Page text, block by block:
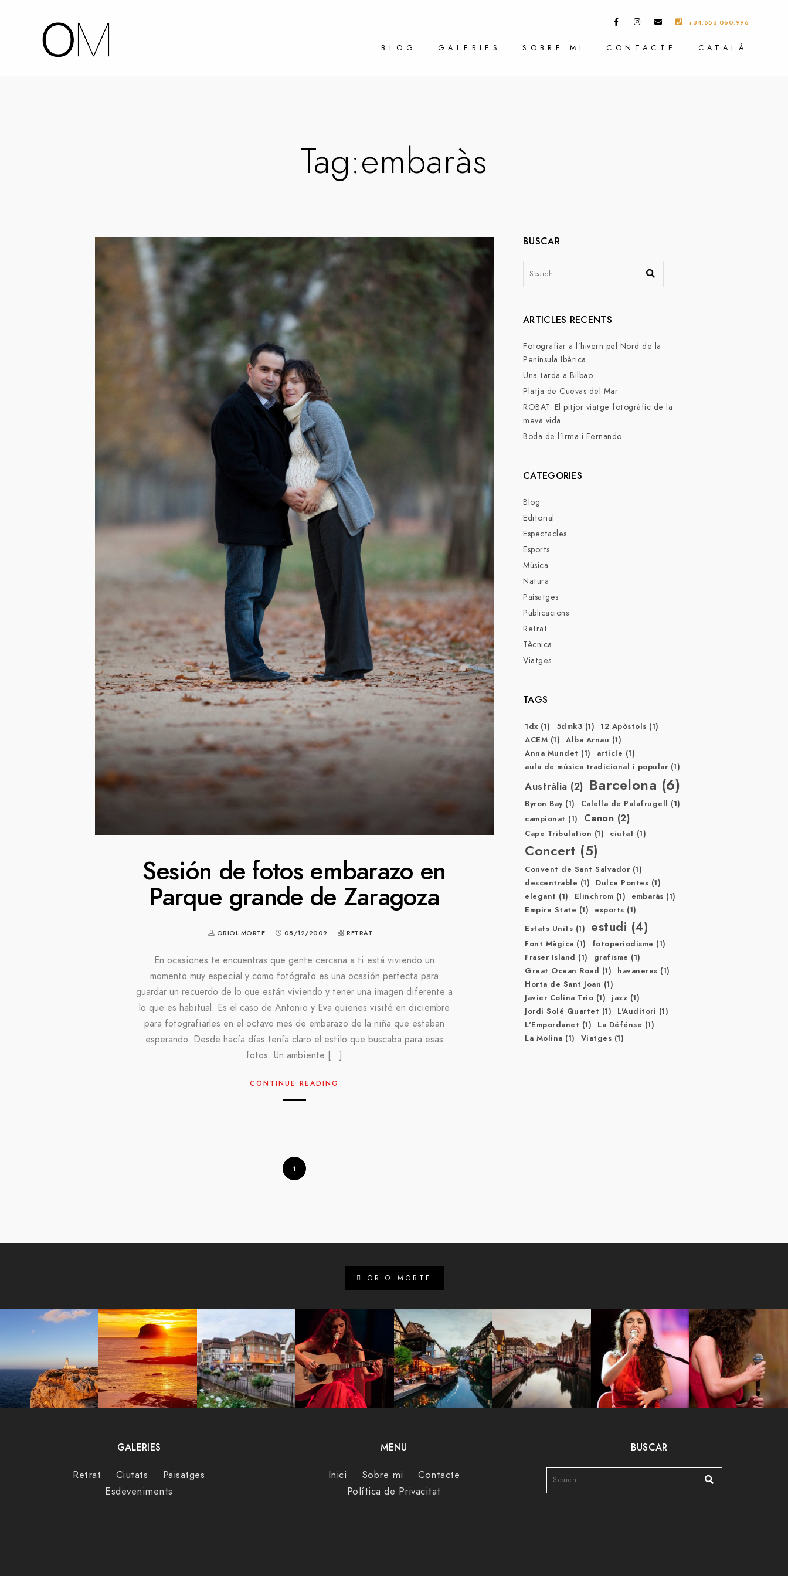
+34.653.060.996
BLOG GALERIES SOBRE MI CONTACTE CATALÀ
Tag:embaràs
Sesión de fotos embarazo en
Parque grande de Zaragoza
ORIOL MORTE 08/12/2009 RETRAT
En ocasiones te encuentras que gente cercana a ti está viviendo un
momento muy especial y como fotógrafo es una ocasión perfecta para
guardar un recuerdo de lo que están viviendo y tener una imagen diferente a
lo que es habitual. Es el caso de Antonio y Eva quienes visité en diciembre
para fotografiarles en el octavo mes de embarazo de la niña que estaban
esperando. Desde hacía días tenía claro el estilo que buscaba para esas
fotos. Un ambiente […]
CONTINUE READING
1
BUSCAR
ARTICLES RECENTS
Fotografiar a l’hivern pel Nord de la
Península Ibèrica
Una tarda a Bilbao
Platja de Cuevas del Mar
ROBAT. El pitjor viatge fotogràfic de la
meva vida
Boda de l’Irma i Fernando
CATEGORIES
Blog
Editorial
Espectacles
Esports
Música
Natura
Paisatges
Publicacions
Retrat
Tècnica
Viatges
TAGS
1dx(1) 5dmk3 (1) 12 Apòstols (1)
ACEM (1) Alba Arnau (1)
Anna Mundet (1) article (1)
aula de música tradicional i popular (1)
Austràlia (2) Barcelona (6)
Byron Bay(1) Calella de Palafrugell (1)
campionat (1) Canon (2)
Cape Tribulation (1) ciutat (1)
Concert (5)
Convent de Sant Salvador (1)
descentrable (1) Dulce Pontes (1)
elegant (1) Elinchrom (1) embaràs (1)
Empire State (1) esports (1)
Estats Units (1) estudi (4)
Font Màgica (1) fotoperiodisme (1)
Fraser Island (1) grafisme (1)
Great Ocean Road (1) havaneres (1)
Horta de Sant Joan (1)
Javier Colina Trio (1) jazz (1)
Jordi Solé Quartet (1) L'Auditori (1)
L'Empordanet (1) La Défénse (1)
La Molina (1) Viatges (1)
ORIOLMORTE
GALERIES
Retrat Ciutats
Paisatges
Esdeveniments
MENU
Inici Sobre mi
Contacte
Política de Privacitat
BUSCAR